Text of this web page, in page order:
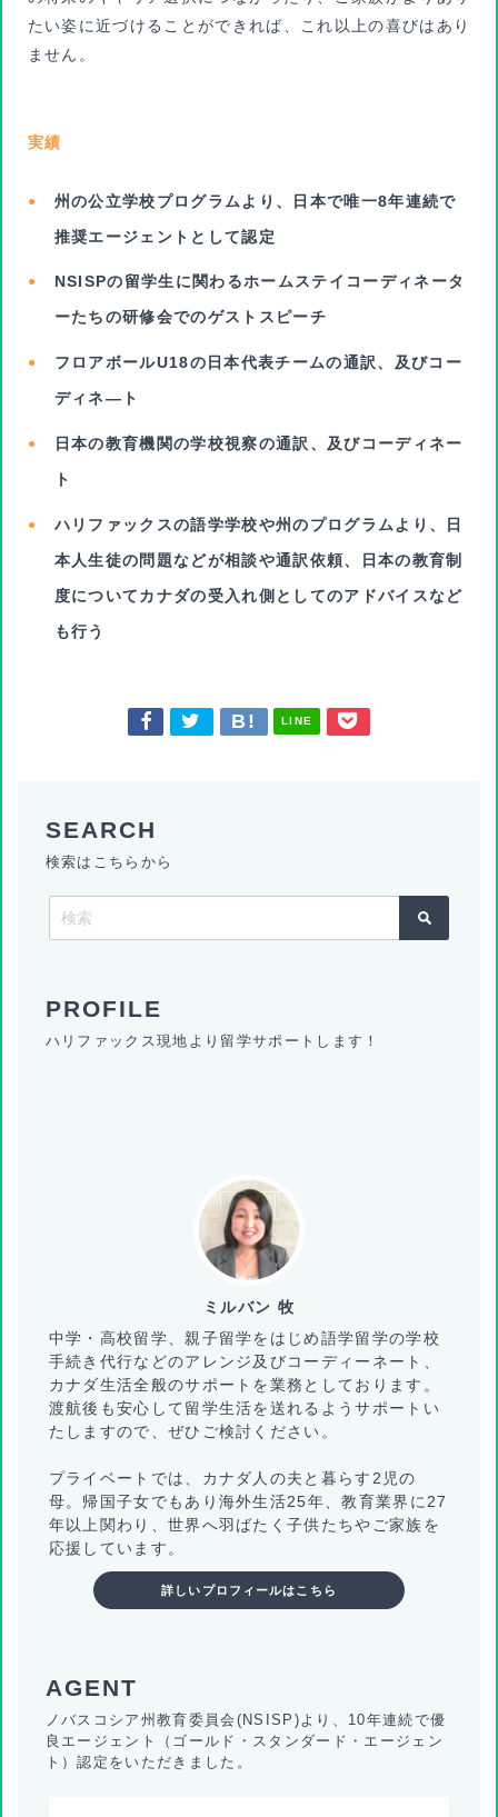
たい姿に近づけることができれば、これ以上の喜びはあり
ません。
実績
州の公立学校プログラムより、日本で唯一8年連続で
推奨エージェントとして認定
NSISPの留学生に関わるホームステイコーディネータ
ーたちの研修会でのゲストスピーチ
フロアボールU18の日本代表チームの通訳、及びコー
ディネ―ト
日本の教育機関の学校視察の通訳、及びコーディネー
ト
ハリファックスの語学学校や州のプログラムより、日
本人生徒の問題などが相談や通訳依頼、日本の教育制
度についてカナダの受入れ側としてのアドバイスなど
も行う
LINE
検索はこちらから
ハリファックス現地より留学サポートします！
ミルバン 牧
中学・高校留学、親子留学をはじめ語学留学の学校
手続き代行などのアレンジ及びコーディーネート、
カナダ生活全般のサポートを業務としております。
渡航後も安心して留学生活を送れるようサポートい
たしますので、ぜひご検討ください。
プライベートでは、カナダ人の夫と暮らす2児の
母。帰国子女でもあり海外生活25年、教育業界に27
年以上関わり、世界へ羽ばたく子供たちやご家族を
応援しています。
詳しいプロフィールはこちら
ノバスコシア州教育委員会(NSISP)より、10年連続で優
良エージェント（ゴールド・スタンダード・エージェン
ト）認定をいただきました。